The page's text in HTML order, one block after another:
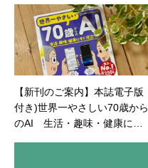
【新刊のご案内】本誌電子版
付き)世界一やさしい70歳から
のAI 生活・趣味・健康にす